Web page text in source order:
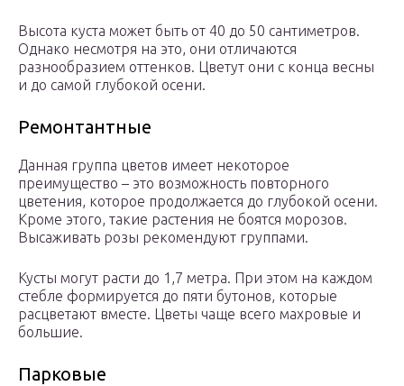
Высота куста может быть от 40 до 50 сантиметров.
Однако несмотря на это, они отличаются
разнообразием оттенков. Цветут они с конца весны
и до самой глубокой осени.
Ремонтантные
Данная группа цветов имеет некоторое
преимущество – это возможность повторного
цветения, которое продолжается до глубокой осени.
Кроме этого, такие растения не боятся морозов.
Высаживать розы рекомендуют группами.
Кусты могут расти до 1,7 метра. При этом на каждом
стебле формируется до пяти бутонов, которые
расцветают вместе. Цветы чаще всего махровые и
большие.
Парковые